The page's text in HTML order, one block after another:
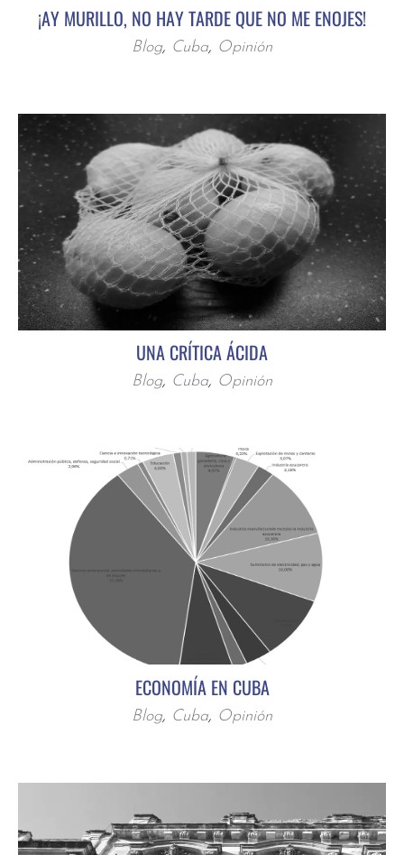
¡AY MURILLO, NO HAY TARDE QUE NO ME ENOJES!
Blog, Cuba, Opinión
UNA CRÍTICA ÁCIDA
Blog, Cuba, Opinión
ECONOMÍA EN CUBA
Blog, Cuba, Opinión